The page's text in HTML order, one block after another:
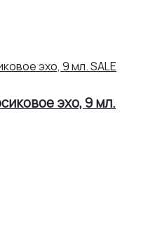
эхо, 9 мл.